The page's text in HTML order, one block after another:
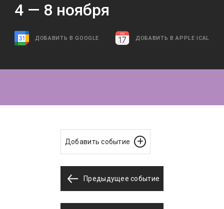
4 — 8 ноября
ДОБАВИТЬ В GOOGLE ДОБАВИТЬ В APPLE ICAL
Добавить событие
Предыдущее событие